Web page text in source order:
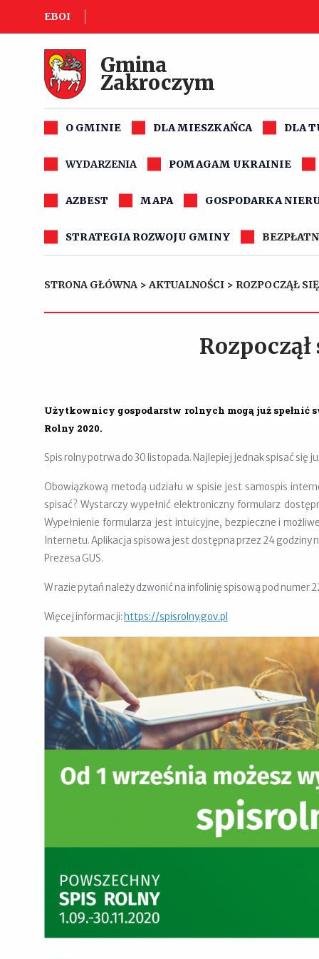
EBOI
Gmina
Zakroczym
O GMINIE DLA MIESZKAŃCA DLA
WYDARZENIA POMAGAM UKRAINIE
AZBEST MAPA GOSPODARKA
STRATEGIA ROZWOJU GMINY
STRONA GŁÓWNA >AKTUALNOŚCI > ROZPOCZĄŁ
Użytkownicy gospodarstw rolnych mogą już spełnić
Rolny 2020.
Spis rolny potrwa do 30 listopada. Najlepiej jednak spisać się
Obowiązkową metodą udziału w spisie jest samospis
spisać? Wystarczy wypełnić elektroniczny formularz
Wypełnienie formularza jest intuicyjne, bezpieczne i
Internetu. Aplikacja spisowa jest dostępna przez 24 godziny
Prezesa GUS.
W razie pytań należy dzwonić na infolinię spisową pod numer
Więcej informacji: https://spisrolny.gov.pl